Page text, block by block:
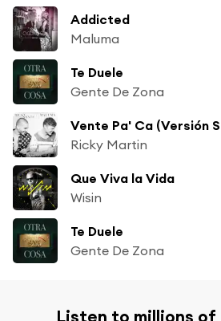
Addicted
Maluma
Te Duele
Gente De Zona
Vente Pa' Ca (Versión
Ricky Martin
Que Viva la Vida
Wisin
Te Duele
Gente De Zona
Listen to millions of